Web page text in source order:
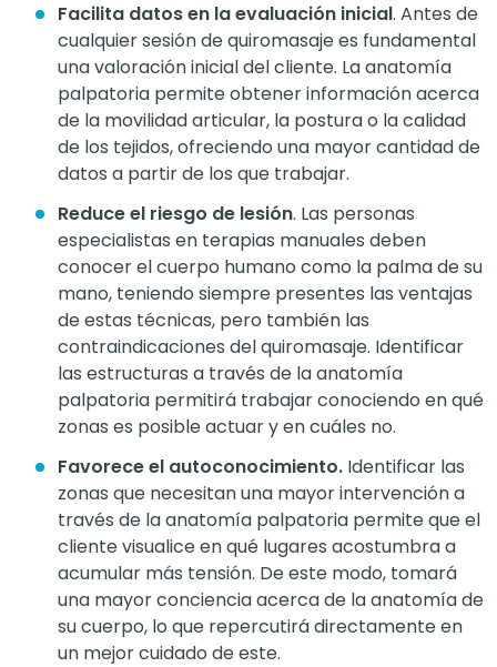
Facilita datos en la evaluación inicial. Antes de
cualquier sesión de quiromasaje es fundamental
una valoración inicial del cliente. La anatomía
palpatoria permite obtener información acerca
de la movilidad articular, la postura o la calidad
de los tejidos, ofreciendo una mayor cantidad de
datos a partir de los que trabajar.
Reduce el riesgo de lesión. Las personas
especialistas en terapias manuales deben
conocer el cuerpo humano como la palma de su
mano, teniendo siempre presentes las ventajas
de estas técnicas, pero también las
contraindicaciones del quiromasaje. Identificar
las estructuras a través de la anatomía
palpatoria permitirá trabajar conociendo en qué
zonas es posible actuar y en cuáles no.
Favorece el autoconocimiento. Identificar las
zonas que necesitan una mayor intervención a
través de la anatomía palpatoria permite que el
cliente visualice en qué lugares acostumbra a
acumular más tensión. De este modo, tomará
una mayor conciencia acerca de la anatomía de
su cuerpo, lo que repercutirá directamente en
un mejor cuidado de este.